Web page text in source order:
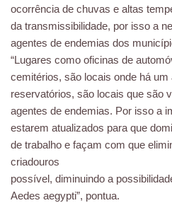
ocorrência de chuvas e altas
da transmissibilidade, por isso a
agentes de endemias dos
“Lugares como oficinas de
cemitérios, são locais onde há
reservatórios, são locais que são
agentes de endemias. Por isso a
estarem atualizados para que
de trabalho e façam com que
criadouros
possível, diminuindo a
Aedes aegypti”, pontua.